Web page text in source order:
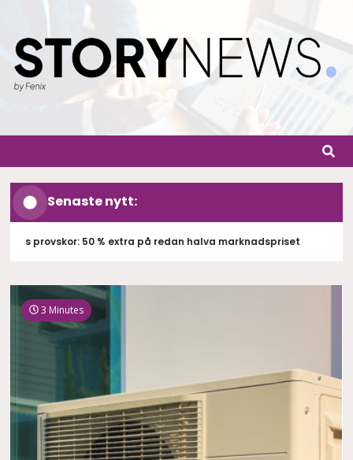
Senaste nytt:
provskor: 50 % extra på redan halva marknadspriset
3 Minutes